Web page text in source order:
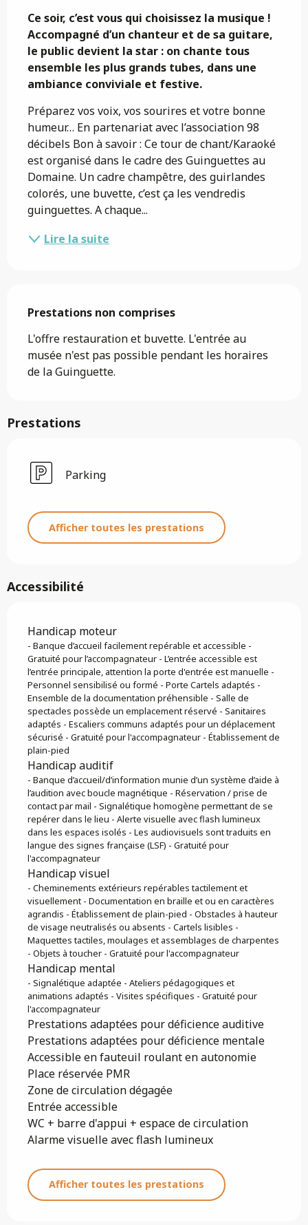
Ce soir, c’est vous qui choisissez la musique !
Accompagné d’un chanteur et de sa guitare,
le public devient la star : on chante tous
ensemble les plus grands tubes, dans une
ambiance conviviale et festive.
Préparez vos voix, vos sourires et votre bonne
humeur… En partenariat avec l’association 98
décibels Bon à savoir : Ce tour de chant/Karaoké
est organisé dans le cadre des Guinguettes au
Domaine. Un cadre champêtre, des guirlandes
colorés, une buvette, c’est ça les vendredis
guinguettes. A chaque...
Lire la suite
Prestations non comprises
Prestations non comprises
L'offre restauration et buvette. L'entrée au
musée n'est pas possible pendant les horaires
de la Guinguette.
Prestations
Parking
Afficher toutes les prestations
Accessibilité
Handicap moteur
- Banque d’accueil facilement repérable et accessible -
Gratuité pour l’accompagnateur - L’entrée accessible est
l’entrée principale, attention la porte d'entrée est manuelle -
Personnel sensibilisé ou formé - Porte Cartels adaptés -
Ensemble de la documentation préhensible - Salle de
spectacles possède un emplacement réservé - Sanitaires
adaptés - Escaliers communs adaptés pour un déplacement
sécurisé - Gratuité pour l'accompagnateur - Établissement de
plain-pied
Handicap auditif
- Banque d’accueil/d’information munie d’un système d’aide à
l’audition avec boucle magnétique - Réservation / prise de
contact par mail - Signalétique homogène permettant de se
repérer dans le lieu - Alerte visuelle avec flash lumineux
dans les espaces isolés - Les audiovisuels sont traduits en
langue des signes française (LSF) - Gratuité pour
l'accompagnateur
Handicap visuel
- Cheminements extérieurs repérables tactilement et
visuellement - Documentation en braille et ou en caractères
agrandis - Établissement de plain-pied - Obstacles à hauteur
de visage neutralisés ou absents - Cartels lisibles -
Maquettes tactiles, moulages et assemblages de charpentes
- Objets à toucher - Gratuité pour l'accompagnateur
Handicap mental
- Signalétique adaptée - Ateliers pédagogiques et
animations adaptés - Visites spécifiques - Gratuité pour
l'accompagnateur
Prestations adaptées pour déficience auditive
Prestations adaptées pour déficience mentale
Accessible en fauteuil roulant en autonomie
Place réservée PMR
Zone de circulation dégagée
Entrée accessible
WC + barre d'appui + espace de circulation
Alarme visuelle avec flash lumineux
Afficher toutes les prestations